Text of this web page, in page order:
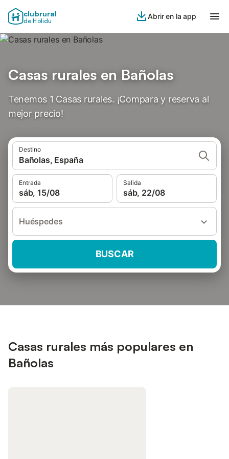
clubrural
de Holidu
Abrir en la app
Casas rurales en Bañolas
Tenemos 1 Casas rurales. ¡Compara y reserva al
mejor precio!
Destino
Bañolas, España
Entrada
sáb, 15/08
Salida
sáb, 22/08
Huéspedes
BUSCAR
Casas rurales más populares en
Bañolas